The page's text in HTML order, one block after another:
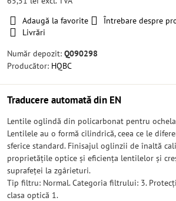
Adaugă la favorite
Întrebare despre
Livrări
Număr depozit: Q090298
Producător: HQBC
Traducere automată din EN
Lentile oglindă din policarbonat pentru
Lentilele au o formă cilindrică, ceea ce le
sferice standard. Finisajul oglinzii de înaltă
proprietățile optice și eficiența lentilelor și
suprafeței la zgârieturi.
Tip filtru: Normal. Categoria filtrului: 3.
clasa optică 1.